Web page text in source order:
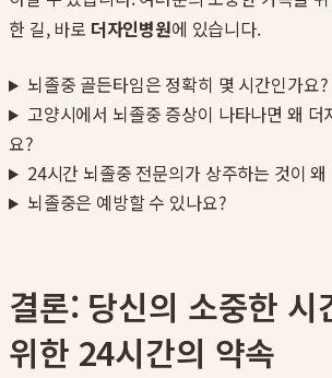
한 길, 바로 더자인병원에 있습니다.
뇌졸중 골든타임은 정확히 몇 시간인가요?
고양시에서 뇌졸중 증상이 나타나면 왜 더
요?
24시간 뇌졸중 전문의가 상주하는 것이
뇌졸중은 예방할 수 있나요?
결론: 당신의 소중한 시
위한 24시간의 약속